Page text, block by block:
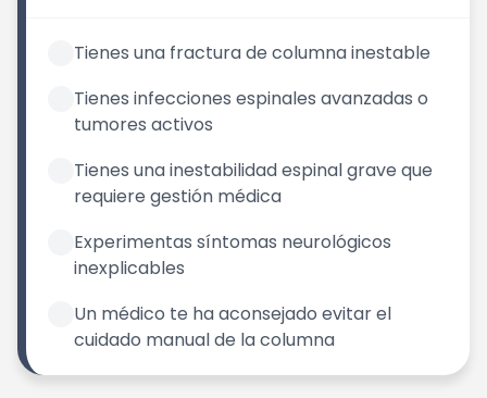
Tienes una fractura de columna inestable
Tienes infecciones espinales avanzadas o
tumores activos
Tienes una inestabilidad espinal grave que
requiere gestión médica
Experimentas síntomas neurológicos
inexplicables
Un médico te ha aconsejado evitar el
cuidado manual de la columna